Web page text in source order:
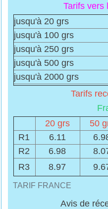
Tarifs vers
jusqu'à 20 grs
jusqu'à 100 grs
jusqu'à 250 grs
jusqu'à 500 grs
jusqu'à 2000 grs
Tarifs
TARIF FRANCE
20 grs 50
R1
6.11
R2
6.98
R3
8.97
Avis de